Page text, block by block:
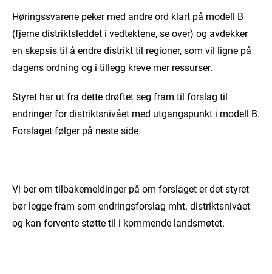
Høringssvarene peker med andre ord klart på modell B
(fjerne distriktsleddet i vedtektene, se over) og avdekker
en skepsis til å endre distrikt til regioner, som vil ligne på
dagens ordning og i tillegg kreve mer ressurser.
Styret har ut fra dette drøftet seg fram til forslag til
endringer for distriktsnivået med utgangspunkt i modell B.
Forslaget følger på neste side.
Vi ber om tilbakemeldinger på om forslaget er det styret
bør legge fram som endringsforslag mht. distriktsnivået
og kan forvente støtte til i kommende landsmøtet.